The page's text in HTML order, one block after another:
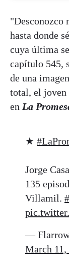
"Desconozco
hasta donde
cuya última
capítulo 545,
de una
total, el joven
en La
★
Jorge
135
Villamil.
—
March 11,